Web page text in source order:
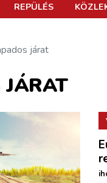
REPÜLÉS
járat